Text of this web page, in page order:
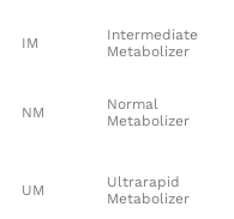
IM
Intermediate
Metabolizer
NM
Normal
Metabolizer
UM
Ultrarapid
Metabolizer